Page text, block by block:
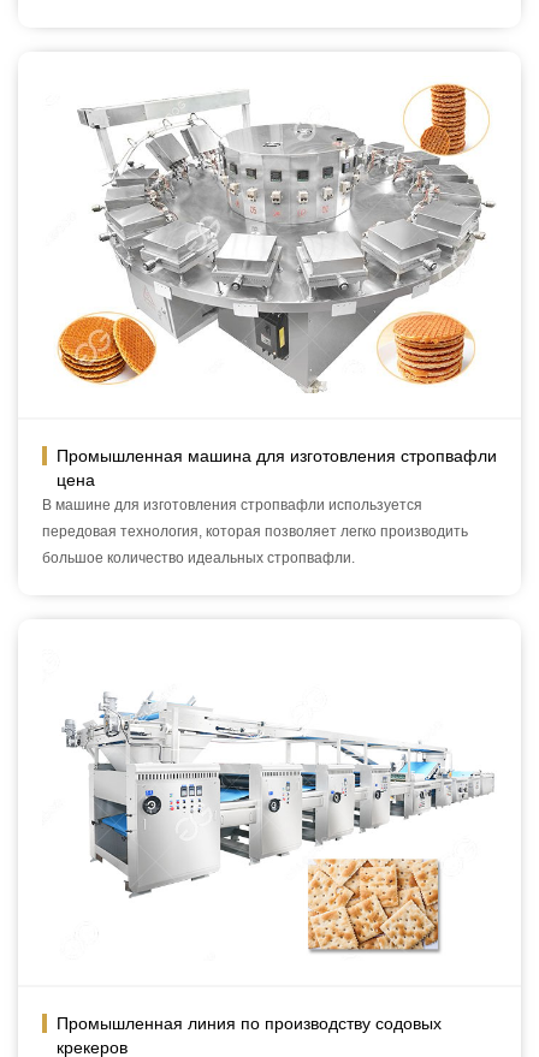
Промышленная машина для изготовления стропвафли
цена
В машине для изготовления стропвафли используется
передовая технология, которая позволяет легко производить
большое количество идеальных стропвафли.
Промышленная линия по производству содовых
крекеров